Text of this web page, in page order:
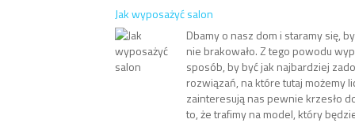
Jak wyposażyć salon
Dbamy o nasz dom i staramy się,
nie brakowało. Z tego powodu
sposób, by być jak najbardziej
rozwiązań, na które tutaj możemy
zainteresują nas pewnie krzesło
to, że trafimy na model, który